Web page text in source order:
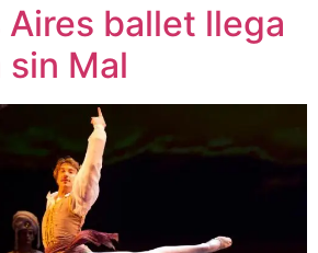
Aires ballet llega
sin Mal